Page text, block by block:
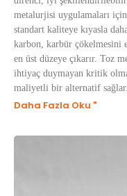
metalurjisi uygulamaları
standart kaliteye kıyasla
karbon, karbür çökelmesini
en üst düzeye çıkarır. Toz
ihtiyaç duymayan kritik
maliyetli bir alternatif sağlar.
Daha Fazla Oku "